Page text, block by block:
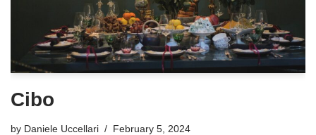
Cibo
by Daniele Uccellari February 5, 2024